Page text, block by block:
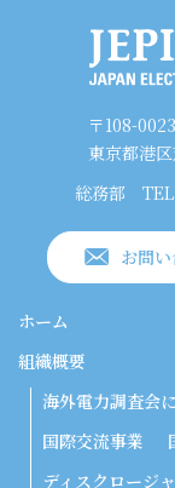
〒108-0023
東京都港
総務部
お問
ホーム
組織概要
海外電力調査会
国際交流事業
ディスクロージ